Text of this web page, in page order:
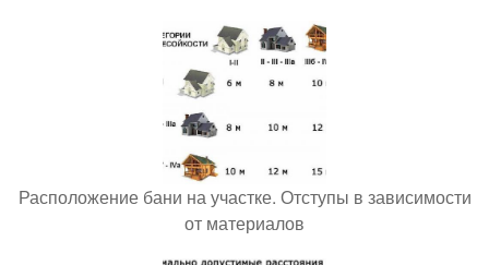
Расположение бани на участке. Отступы в зависимости
от материалов